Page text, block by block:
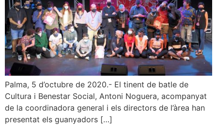
Palma, 5 d’octubre de 2020.- El tinent de batle de
Cultura i Benestar Social, Antoni Noguera, acompanyat
de la coordinadora general i els directors de l’àrea han
presentat els guanyadors […]